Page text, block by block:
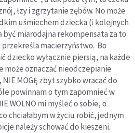
łzy i zgrzytanie zębów. No może
uśmiechem dziecka (i kolejnych
być miarodajna rekompensata za to
macierzyństwo. Bo
dziecko wyłącznie piersią, na każde
może oznaczać nieodczepianie
MOGĘ zbyt szybko wracać do
powinnam o tym zapomnieć w
WOLNO mi myśleć o sobie, o
chciałabym w życiu robić, jednym
należy schować do kieszeni.